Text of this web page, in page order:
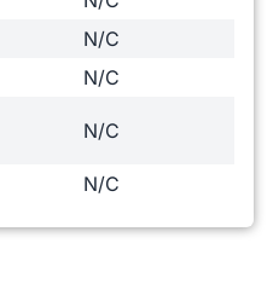
N/C
N/C
N/C
N/C